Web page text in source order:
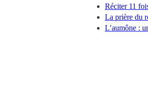
Réciter 11
La prière du
L’aumône :